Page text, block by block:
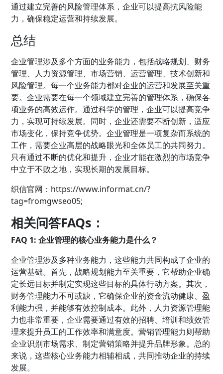
通过建立完善的风险管理体系，企业可以提高抗风险能
力，确保稳定运营和持续发展。
总结
企业管理涉及多个方面的业务能力，包括战略规划、财务
管理、人力资源管理、市场营销、运营管理、技术创新和
风险管理。每一个业务能力都对企业的运营和发展至关重
要。企业需要在每一个领域建立完善的管理体系，确保各
项业务的高效运作。通过科学的管理，企业可以提高竞争
力，实现可持续发展。同时，企业还需要不断创新，适应
市场变化，保持竞争优势。企业管理是一项复杂而系统的
工作，需要企业高层的战略眼光和全体员工的共同努力。
只有通过不断的优化和提升，企业才能在激烈的市场竞争
中立于不败之地，实现长期的发展目标。
织信官网： https://www.informat.cn/?
tag=fromgwseo05;
相关问答FAQs：
FAQ 1: 企业管理的核心业务能力是什么？
企业管理涉及多种业务能力，这些能力共同构成了企业的
运营基础。首先，战略规划能力至关重要，它帮助企业确
定长远目标并制定实现这些目标的具体行动方案。其次，
财务管理能力不可或缺，它确保企业的资金流动健康、盈
利能力强，并能够有效控制成本。此外，人力资源管理能
力也非常重要，企业需要通过有效的招聘、培训和绩效管
理来提升员工的工作效率和满意度。营销管理能力则帮助
企业识别市场需求、制定营销策略并提升品牌形象。总的
来说，这些核心业务能力相辅相成，共同推动企业的持续
发展。